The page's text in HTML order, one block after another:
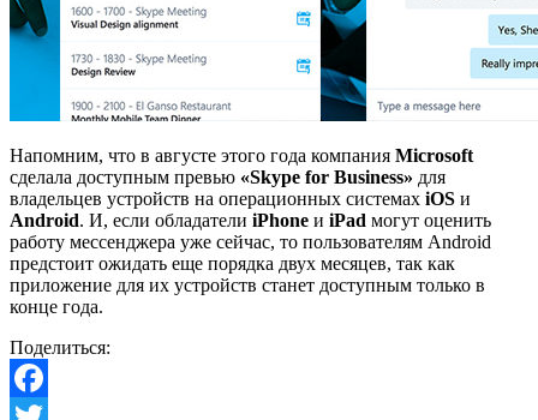
Напомним, что в августе этого года компания Microsoft
сделала доступным превью «Skype for Business» для
владельцев устройств на операционных системах iOS и
Android. И, если обладатели iPhone и iPad могут оценить
работу мессенджера уже сейчас, то пользователям Android
предстоит ожидать еще порядка двух месяцев, так как
приложение для их устройств станет доступным только в
конце года.
Поделиться:
Facebook